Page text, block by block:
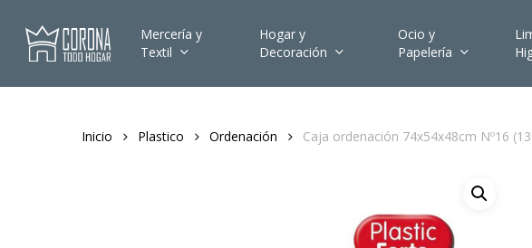
Mercería y
Textil
Hogar y
Decoración
Ocio y
Papelería
Inicio Plastico Ordenación Caja ordenación 74x54x48cm Nº16